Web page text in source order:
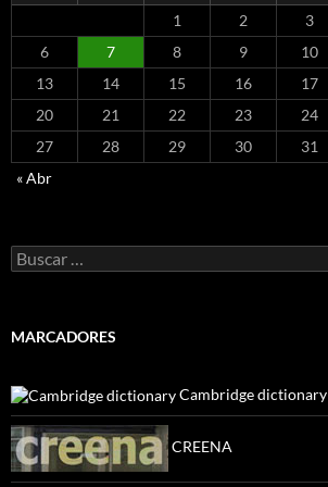
1 2 3
6
7 8 9 10
13
14 15 16 17
20
21 22 23 24
27
28 29 30
31
« Abr
Buscar:
MARCADORES
Cambridge dictionary
CREENA